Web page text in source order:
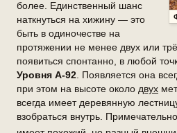
более. Единственный шанс
наткнуться на хижину — это
быть в одиночестве на
протяжении не менее двух или
появиться спонтанно, в любой
Уровня А-92. Появляется она
при этом на высоте около двух
всегда имеет деревянную
взобраться внутрь.